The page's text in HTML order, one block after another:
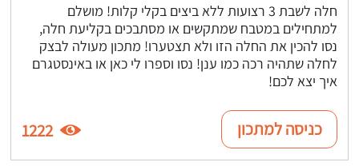
חלה לשבת 3 רצועות ללא ביצים בקלי קלות! מושלם
למתחילים במטבח שמתקשים או מסתבכים בקליעת חלה,
נסו להכין את החלה הזו ולא תצטערו! מתכון מעולה לבצק
לחלה שתהיה רכה כמו ענן! נסו וספרו לי כאן או באינסטגרם
איך יצא לכם!
כניסה למתכון 1222